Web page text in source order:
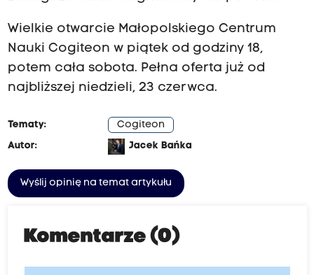
Wielkie otwarcie Małopolskiego Centrum
Nauki Cogiteon w piątek od godziny 18,
potem cała sobota. Pełna oferta już od
najbliższej niedzieli, 23 czerwca.
Tematy:
Cogiteon
Autor:
Jacek Bańka
Wyślij opinię na temat artykułu
Komentarze (0)